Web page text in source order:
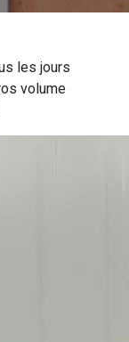
les jours
volume